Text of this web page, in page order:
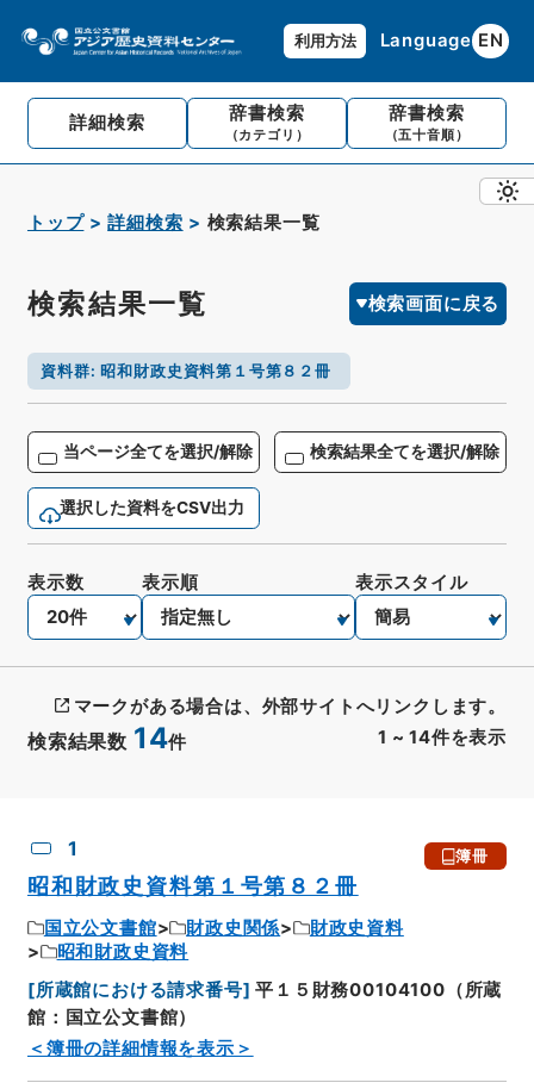
利用方法 Language EN
詳細検索 辞書検索
（カテゴリ）
辞書検索
（五十音順）
トップ 詳細検索 検索結果一覧
検索結果一覧 検索画面に戻る
資料群: 昭和財政史資料第１号第８２冊
当ページ全てを選択/解除 検索結果全てを選択/解除
選択した資料をCSV出力
検索結果数 14件 1 ~ 14件を表示
表示数 表示順 表示スタイル
マークがある場合は、外部サイトへリンクします。
1 簿冊
昭和財政史資料第１号第８２冊
国立公文書館 財政史関係
財政史資料
昭和財政史資料
[所蔵館における請求番号] 平１５財務00104100（所蔵
館：国立公文書館）
＜簿冊の詳細情報を表示＞